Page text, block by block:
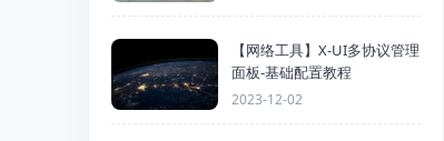
【网络工具】X-UI多协议管理
面板-基础配置教程
2023-12-02